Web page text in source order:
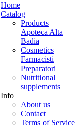
Home
Catalog
Products
Apoteca Alta
Badia
Cosmetics
Farmacisti
Preparatori
Nutritional
supplements
Info
About us
Contact
Terms of Service